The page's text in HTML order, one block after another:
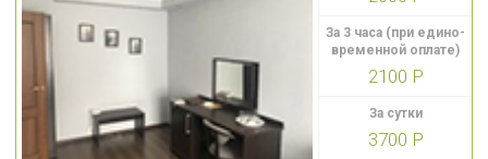
За 3 часа (при едино-
временной оплате)
2100 Р
За сутки
3700 Р